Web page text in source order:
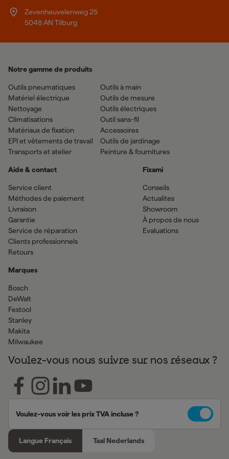
Zevenheuvelenweg 25
5048 AN Tilburg
Notre gamme de produits
Outils pneumatiques
Matériel électrique
Nettoyage
Climatisations
Matériaux de fixation
EPI et vêtements de travail
Transports et atelier
Outils à main
Outils de mesure
Outils électriques
Outil sans-fil
Accessoires
Outils de jardinage
Peinture & fournitures
Aide & contact
Service client
Méthodes de paiement
Livraison
Garantie
Service de réparation
Clients professionnels
Retours
Marques
Bosch
DeWalt
Festool
Stanley
Makita
Milwaukee
Fixami
Conseils
Actualites
Showroom
À propos de nous
Evaluations
Voulez-vous nous suivre sur nos réseaux ?
Voulez-vous voir les prix TVA incluse ?
Langue Français Taal Nederlands